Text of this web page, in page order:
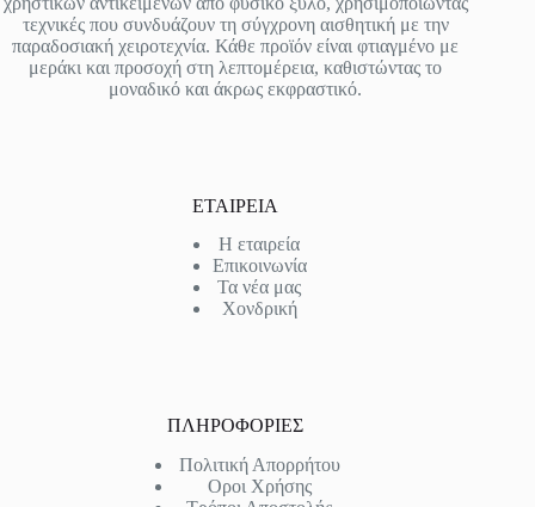
τεχνικές που συνδυάζουν τη σύγχρονη αισθητική με την
παραδοσιακή χειροτεχνία. Κάθε προϊόν είναι φτιαγμένο με
μεράκι και προσοχή στη λεπτομέρεια, καθιστώντας το
μοναδικό και άκρως εκφραστικό.
ΕΤΑΙΡΕΙΑ
Η εταιρεία
Επικοινωνία
Τα νέα μας
Χονδρική
ΠΛΗΡΟΦΟΡΙΕΣ
Πολιτική Απορρήτου
Οροι Χρήσης